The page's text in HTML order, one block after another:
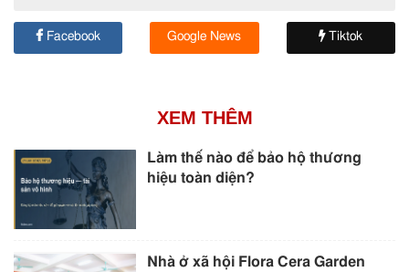
Facebook Google News Tiktok
XEM THÊM
Làm thế nào để bảo hộ thương
hiệu toàn diện?
Nhà ở xã hội Flora Cera Garden